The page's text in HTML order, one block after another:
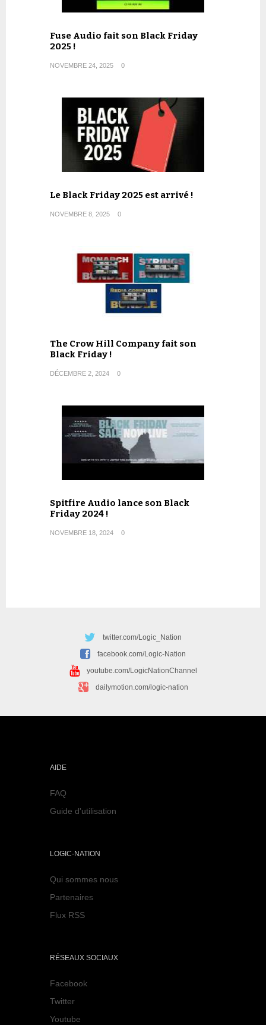
Fuse Audio fait son Black Friday
2025 !
NOVEMBRE 24, 2025 0
Le Black Friday 2025 est arrivé !
NOVEMBRE 8, 2025 0
The Crow Hill Company fait son
Black Friday !
DÉCEMBRE 2, 2024 0
Spitfire Audio lance son Black
Friday 2024 !
NOVEMBRE 18, 2024 0
twitter.com/Logic_Nation
facebook.com/Logic-Nation
youtube.com/LogicNationChannel
dailymotion.com/logic-nation
AIDE
FAQ
Guide d'utilisation
LOGIC-NATION
Qui sommes nous
Partenaires
Flux RSS
RÉSEAUX SOCIAUX
Facebook
Twitter
Youtube